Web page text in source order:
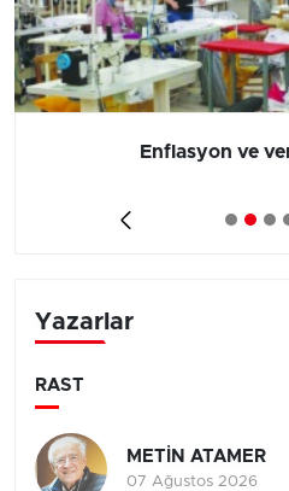
Enflasyon ve
Yazarlar
RAST
METİN ATAMER
07 Ağustos 2026